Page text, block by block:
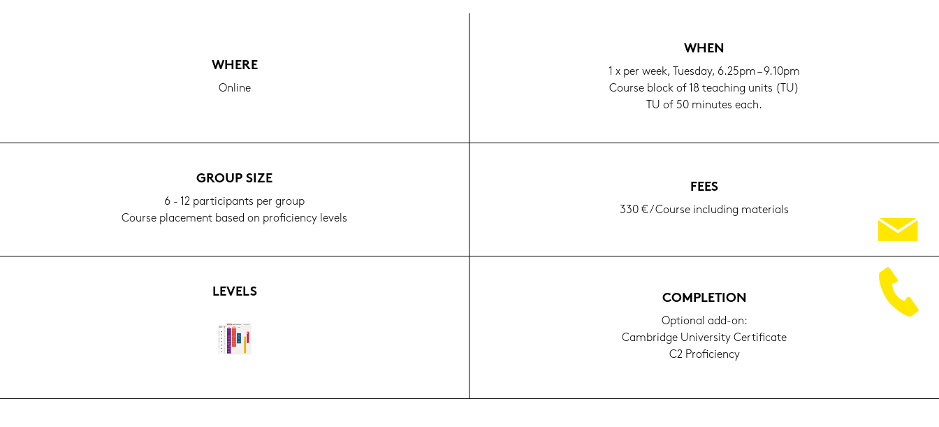
WHERE
On­line
WHEN
1 x per week, Tu­es­day, 6.25pm – 9.10pm
Cour­se block of 18 tea­ching units (TU)
TU of 50 mi­nu­tes each.
GROUP SIZE
6 - 12 par­ti­ci­pants per group
Cour­se pla­ce­ment based on pro­fi­ci­en­cy le­vels
FEES
330 € / Cour­se in­clu­ding ma­te­ri­als
LE­VELS COM­PLE­TI­ON
Op­tio­nal add-​on:
Cam­bridge Uni­ver­si­ty Cer­ti­fi­ca­te
C2 Pro­fi­ci­en­cy